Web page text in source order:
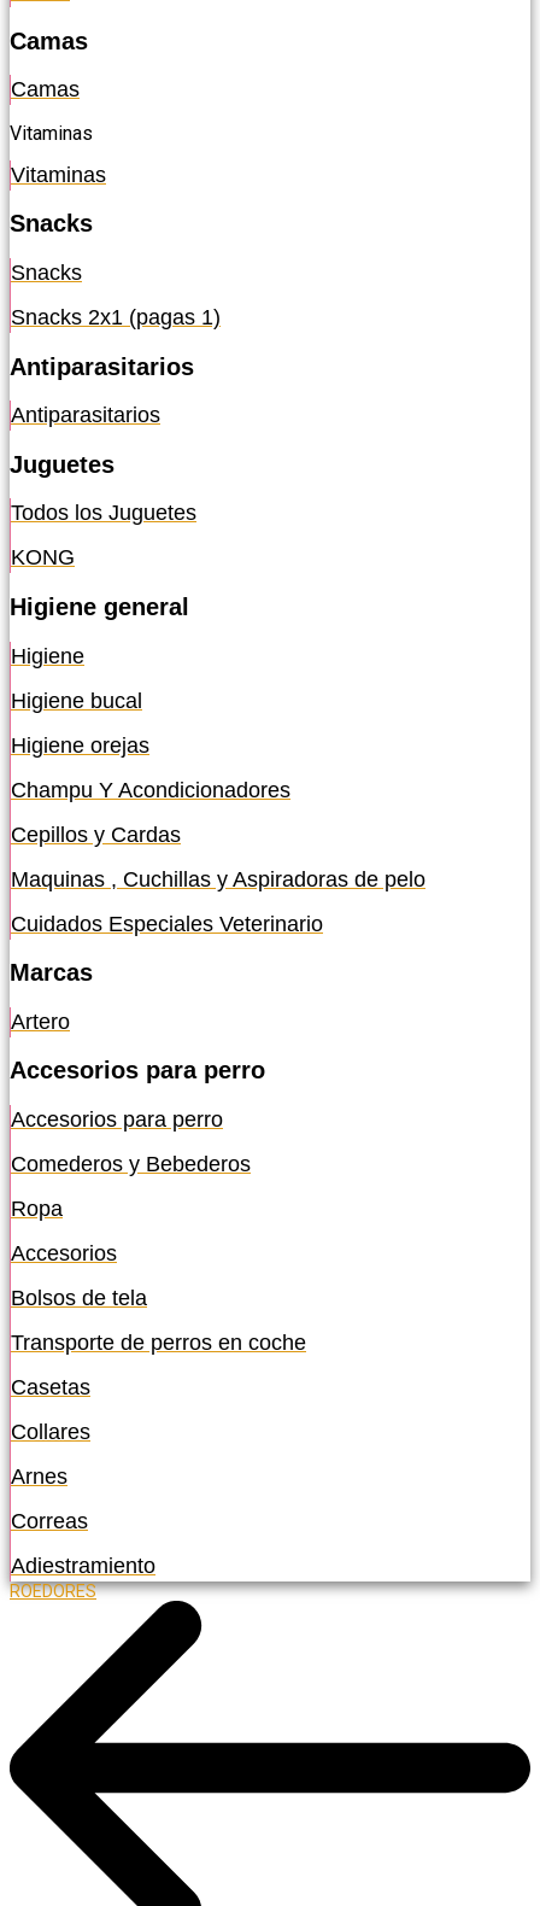
Camas
Camas
Vitaminas
Vitaminas
Snacks
Snacks
Snacks 2x1 (pagas 1)
Antiparasitarios
Antiparasitarios
Juguetes
Todos los Juguetes
KONG
Higiene general
Higiene
Higiene bucal
Higiene orejas
Champu Y Acondicionadores
Cepillos y Cardas
Maquinas , Cuchillas y Aspiradoras de pelo
Cuidados Especiales Veterinario
Marcas
Artero
Accesorios para perro
Accesorios para perro
Comederos y Bebederos
Ropa
Accesorios
Bolsos de tela
Transporte de perros en coche
Casetas
Collares
Arnes
Correas
Adiestramiento
ROEDORES